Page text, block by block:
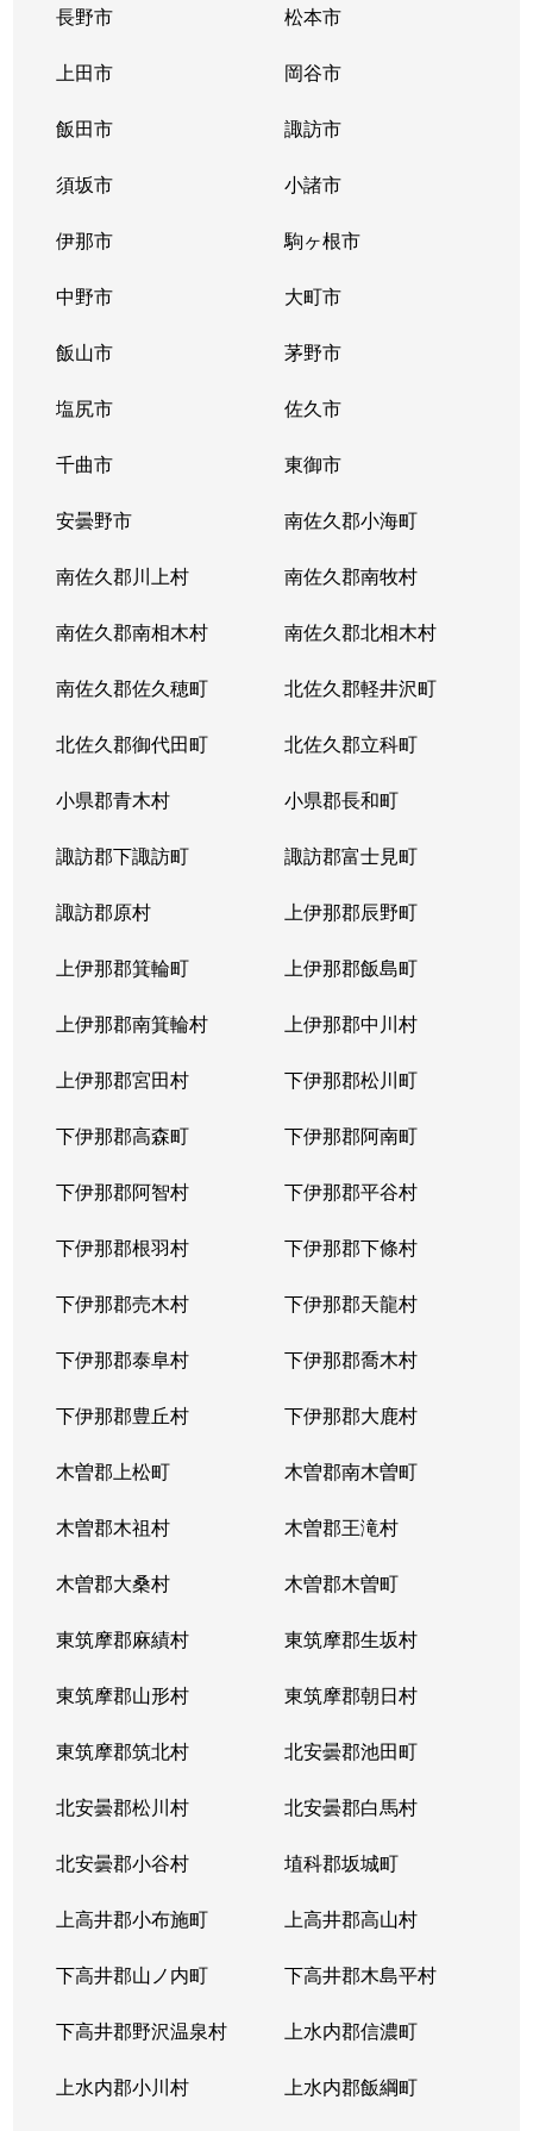
長野市 松本市
上田市 岡谷市
飯田市 諏訪市
須坂市 小諸市
伊那市 駒ヶ根市
中野市 大町市
飯山市 茅野市
塩尻市 佐久市
千曲市 東御市
安曇野市 南佐久郡小海町
南佐久郡川上村 南佐久郡南牧村
南佐久郡南相木村 南佐久郡北相木村
南佐久郡佐久穂町 北佐久郡軽井沢町
北佐久郡御代田町 北佐久郡立科町
小県郡青木村 小県郡長和町
諏訪郡下諏訪町 諏訪郡富士見町
諏訪郡原村 上伊那郡辰野町
上伊那郡箕輪町 上伊那郡飯島町
上伊那郡南箕輪村 上伊那郡中川村
上伊那郡宮田村 下伊那郡松川町
下伊那郡高森町 下伊那郡阿南町
下伊那郡阿智村 下伊那郡平谷村
下伊那郡根羽村 下伊那郡下條村
下伊那郡売木村 下伊那郡天龍村
下伊那郡泰阜村 下伊那郡喬木村
下伊那郡豊丘村 下伊那郡大鹿村
木曽郡上松町 木曽郡南木曽町
木曽郡木祖村 木曽郡王滝村
木曽郡大桑村 木曽郡木曽町
東筑摩郡麻績村 東筑摩郡生坂村
東筑摩郡山形村 東筑摩郡朝日村
東筑摩郡筑北村 北安曇郡池田町
北安曇郡松川村 北安曇郡白馬村
北安曇郡小谷村 埴科郡坂城町
上高井郡小布施町 上高井郡高山村
下高井郡山ノ内町 下高井郡木島平村
下高井郡野沢温泉村 上水内郡信濃町
上水内郡小川村 上水内郡飯綱町